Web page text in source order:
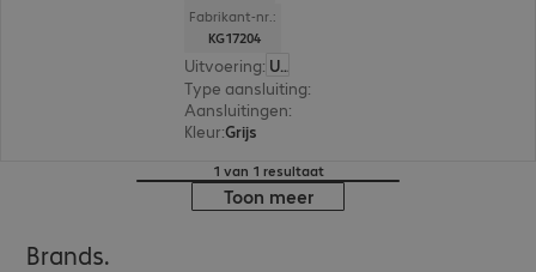
Fabrikant-nr.:
KG17204
Uitvoering:
US (Engels)
Type aansluiting:
Aansluitingen:
Kleur:Grijs
1 van 1 resultaat
Toon meer
Brands.